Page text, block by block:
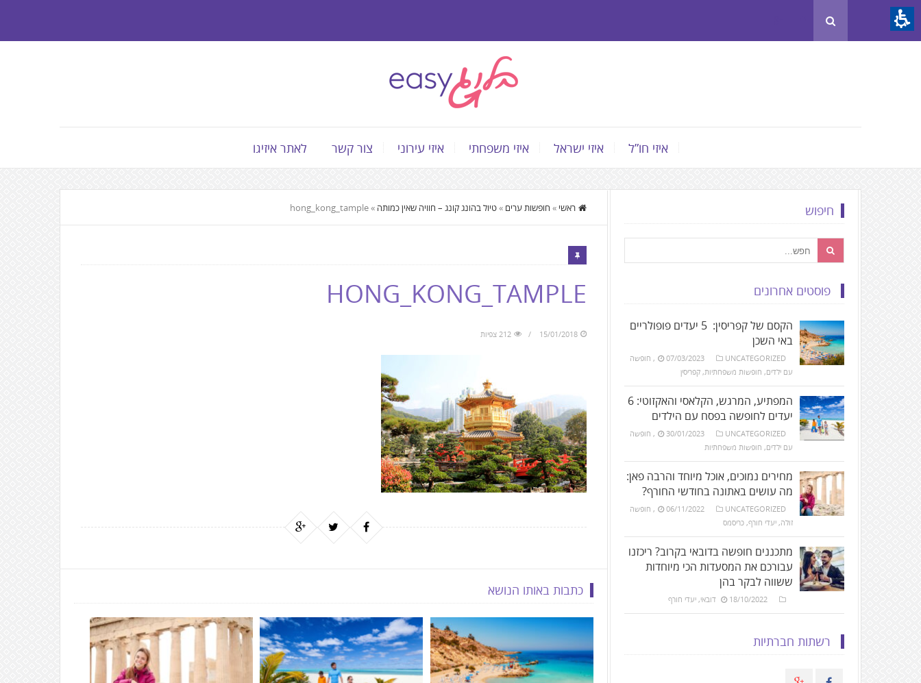
The
beginning
to
the
main
Content
איזי חו”ל איזי ישראל איזי משפחתי איזי עירוני צור קשר לאתר איזיגו
Enter
area
ראשי » חופשות ערים »טיול בהונג קונג – חוויה שאין כמותה »
hong_kong_tample
HONG_KONG_TAMPLE
15/01/2018 212 צפיות
כתבות באותו הנושא
חיפוש
פוסטים אחרונים
הקסם של קפריסין: 5 יעדים פופולריים
באי השכן
07/03/2023 UNCATEGORIZED
, חופשה
עם ילדים, חופשות משפחתיות,קפריסין
המפתיע, המרגש, הקלאסי והאקזוטי: 6
יעדים לחופשה בפסח עם הילדים
30/01/2023 UNCATEGORIZED
, חופשה
עם ילדים, חופשות משפחתיות
מחירים נמוכים, אוכל מיוחד והרבה פאן:
מה עושים באתונה בחודשי החורף?
06/11/2022 UNCATEGORIZED
, חופשה
זולה,יעדי חורף,כריסמס
מתכננים חופשה בדובאי בקרוב? ריכזנו
עבורכם את המסעדות הכי מיוחדות
ששווה לבקר בהן
18/10/2022 דובאי,יעדי חורף
רשתות חברתיות